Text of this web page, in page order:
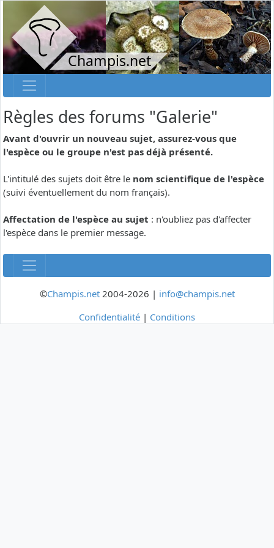
Champis.net
Règles des forums "Galerie"
Avant d'ouvrir un nouveau sujet, assurez-vous que
l'espèce ou le groupe n'est pas déjà présenté.
L'intitulé des sujets doit être le nom scientifique de l'espèce
(suivi éventuellement du nom français).
Affectation de l'espèce au sujet : n'oubliez pas d'affecter
l'espèce dans le premier message.
©Champis.net2004-2026 | info@champis.net
Confidentialité | Conditions